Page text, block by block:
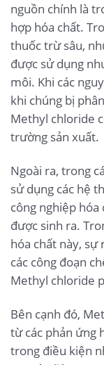
nguồn chính là
hợp hóa chất.
thuốc trừ sâu,
được sử dụng
môi. Khi các
khi chúng bị
Methyl chloride
trường sản xuất.
Ngoài ra, trong
sử dụng các hệ
công nghiệp
được sinh ra.
hóa chất này,
các công đoạn
Methyl chloride
Bên cạnh đó,
từ các phản ứng
trong điều kiện